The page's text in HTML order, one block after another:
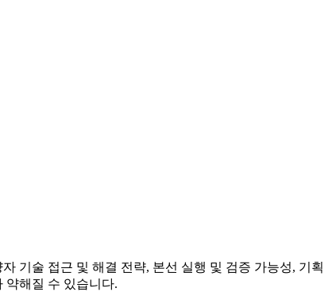
기술 접근 및 해결 전략, 본선 실행 및 검증 가능성, 기획
약해질 수 있습니다.